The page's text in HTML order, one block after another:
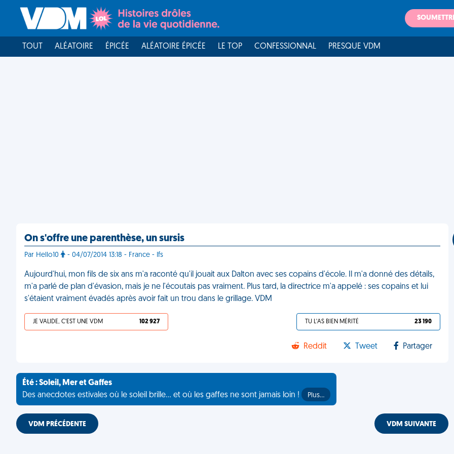
TOUT ALÉATOIRE ÉPICÉE ALÉATOIRE ÉPICÉE LE TOP CONFESSIONNAL PRESQUE VDM
On s'offre une parenthèse, un sursis
Par Hello10 - 04/07/2014 13:18 - France - Ifs
Aujourd'hui, mon fils de six ans m'a raconté qu'il jouait aux Dalton avec ses copains d'école. Il m'a donné des détails,
m'a parlé de plan d'évasion, mais je ne l'écoutais pas vraiment. Plus tard, la directrice m'a appelé : ses copains et lui
s'étaient vraiment évadés après avoir fait un trou dans le grillage. VDM
JE VALIDE, C'EST UNE VDM 102 927 TU L'AS BIEN MÉRITÉ 23 190
Reddit Tweet Partager
Été : Soleil, Mer et Gaffes
Des anecdotes estivales où le soleil brille... et où les gaffes ne sont jamais loin !
Plus…
VDM PRÉCÉDENTE VDM SUIVANTE